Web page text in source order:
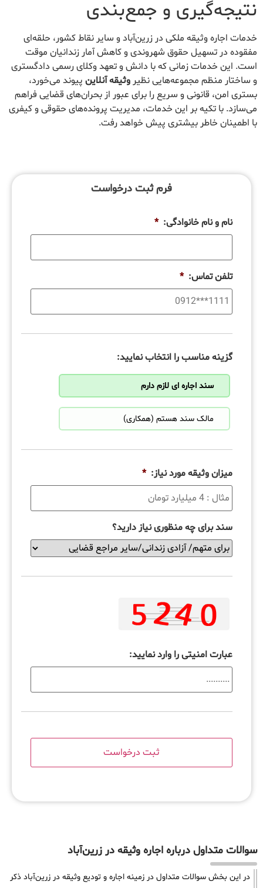
نتیجه‌گیری و جمع‌بندی
خدمات اجاره وثیقه ملکی در زرین‌آباد و سایر نقاط کشور، حلقه‌ای
مفقوده در تسهیل حقوق شهروندی و کاهش آمار زندانیان موقت
است. این خدمات زمانی که با دانش و تعهد وکلای رسمی دادگستری
و ساختار منظم مجموعه‌هایی نظیروثیقه آنلاین پیوند می‌خورد،
بستری امن، قانونی و سریع را برای عبور از بحران‌های قضایی فراهم
می‌سازد. با تکیه بر این خدمات، مدیریت پرونده‌های حقوقی و کیفری
با اطمینان خاطر بیشتری پیش خواهد رفت.
فرم ثبت درخواست
نام و نام خانوادگی: *
تلفن تماس: *
گزینه مناسب را انتخاب نمایید:
سند اجاره ای لازم دارم
مالک سند هستم (همکاری)
میزان وثیقه مورد نیاز: *
سند برای چه منظوری نیاز دارید؟
عبارت امنیتی را وارد نمایید:
سوالات متداول درباره اجاره وثیقه در زرین‌آباد
در این بخش سوالات متداول در زمینه اجاره و تودیع وثیقه در زرین‌آباد ذکر